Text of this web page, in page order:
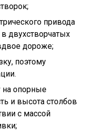
привода
двухстворчатых
дороже;
поэтому
на опорные
и высота столбов
с массой